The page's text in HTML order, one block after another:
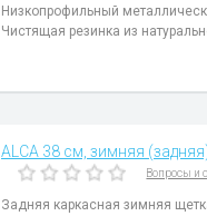
Низкопрофильный
Чистящая резинка из
ALCA 38 см, зимняя
Вопросы и
Задняя каркасная зимняя